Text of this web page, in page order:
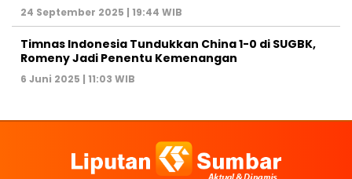
24 September 2025 | 19:44 WIB
Timnas Indonesia Tundukkan China 1-0 di SUGBK,
Romeny Jadi Penentu Kemenangan
6 Juni 2025 | 11:03 WIB